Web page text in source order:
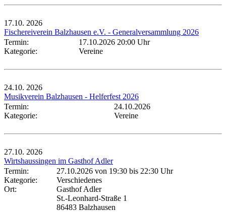
17.10. 2026
Fischereiverein Balzhausen e.V. - Generalversammlung 2026
Termin:
17.10.2026 20:00 Uhr
Kategorie:
Vereine
24.10. 2026
Musikverein Balzhausen - Helferfest 2026
Termin:
24.10.2026
Kategorie:
Vereine
27.10. 2026
Wirtshaussingen im Gasthof Adler
Termin:
27.10.2026 von 19:30 bis 22:30 Uhr
Kategorie:
Verschiedenes
Ort:
Gasthof Adler
St.-Leonhard-Straße 1
86483 Balzhausen